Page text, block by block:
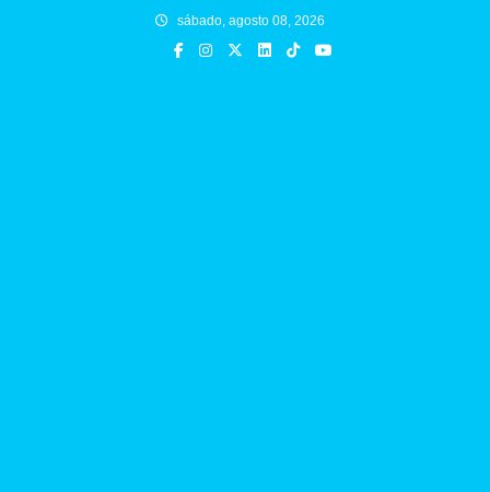
sábado, agosto 08, 2026